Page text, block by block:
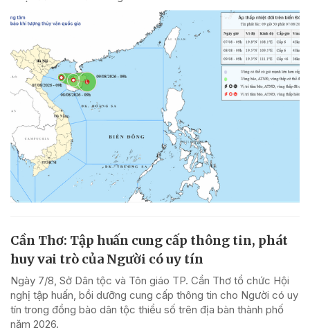
Cần Thơ: Tập huấn cung cấp thông tin, phát
huy vai trò của Người có uy tín
Ngày 7/8, Sở Dân tộc và Tôn giáo TP. Cần Thơ tổ chức Hội
nghị tập huấn, bồi dưỡng cung cấp thông tin cho Người có uy
tín trong đồng bào dân tộc thiểu số trên địa bàn thành phố
năm 2026.